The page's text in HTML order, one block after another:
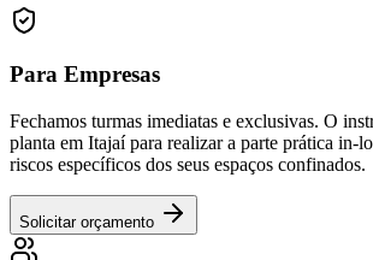
Para Empresas
Fechamos turmas imediatas e exclusivas. O
planta em Itajaípara realizar a parte prática in-
riscos específicos dos seus espaços confinados.
Solicitar orçamento